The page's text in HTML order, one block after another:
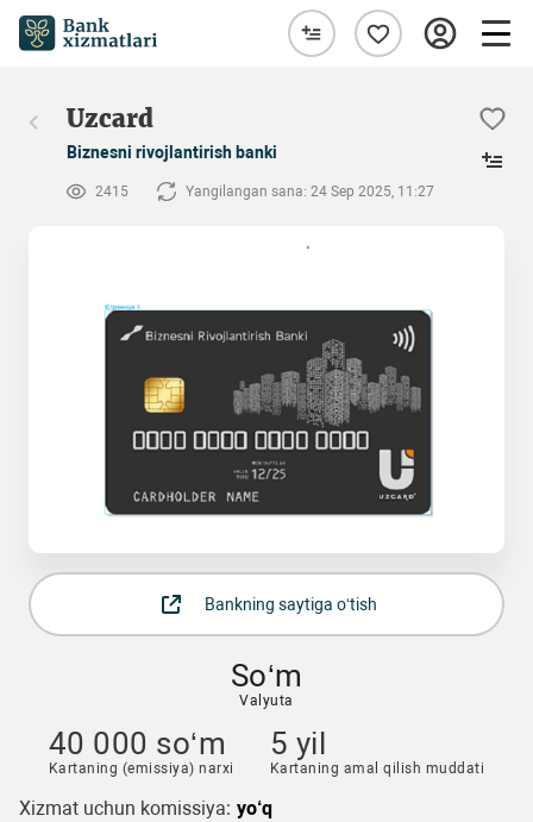
Uzcard
Biznesni rivojlantirish banki
2415 Yangilangan sana: 24 Sep 2025, 11:27
Bankning saytiga o‘tish
So‘m
Valyuta
40 000 so‘m
Kartaning (emissiya) narxi
5 yil
Kartaning amal qilish muddati
Xizmat uchun komissiya: yo‘q